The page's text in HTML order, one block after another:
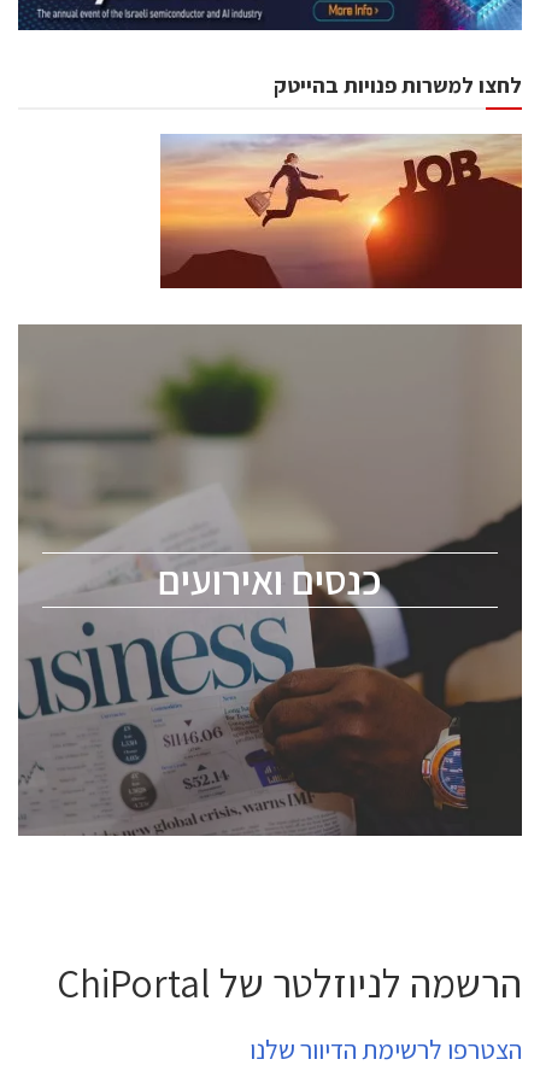
לחצו למשרות פנויות בהייטק
כנסים ואירועים
כנסים ואירועים
לכל העוסקים בתעשיית הסמיקונדקטור כולל מהנדסים,
מומחים מקצועיים ובכירים.
ChipEx2026 will be held on May 12-13, 2026. The
conference is intended for everyone involved in the
semiconductor industry, including engineers,
professional experts, and senior executives.
לחץ לפרטים
הרשמה לניוזלטר של ChiPortal
הצטרפו לרשימת הדיוור שלנו